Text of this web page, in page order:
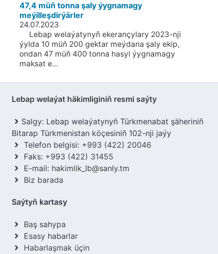
47,4 müň tonna şaly ýygnamagy
meýilleşdirýärler
24.07.2023
Lebap welaýatynyň ekerançylary 2023-nji
ýylda 10 müň 200 gektar meýdana şaly ekip,
ondan 47 müň 400 tonna hasyl ýygnamagy
maksat e...
Lebap welaýat häkimliginiň resmi saýty
Salgy: Lebap welaýatynyň Türkmenabat şäheriniň
Bitarap Türkmenistan köçesiniň 102-nji jaýy
Telefon belgisi: +993 (422) 20046
Faks: +993 (422) 31455
E-mail: hakimlik_lb@sanly.tm
Biz barada
Saýtyň kartasy
Baş sahypa
Esasy habarlar
Habarlaşmak üçin